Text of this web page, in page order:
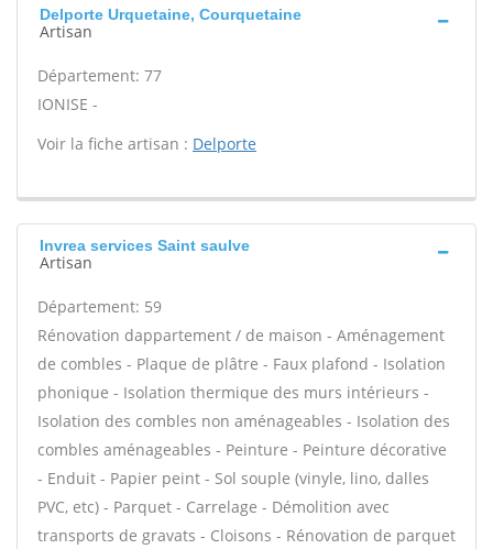
Delporte Urquetaine, Courquetaine
Artisan
Département: 77
IONISE -
Voir la fiche artisan : Delporte
Invrea services Saint saulve
Artisan
Département: 59
Rénovation dappartement / de maison - Aménagement
de combles - Plaque de plâtre - Faux plafond - Isolation
phonique - Isolation thermique des murs intérieurs -
Isolation des combles non aménageables - Isolation des
combles aménageables - Peinture - Peinture décorative
- Enduit - Papier peint - Sol souple (vinyle, lino, dalles
PVC, etc) - Parquet - Carrelage - Démolition avec
transports de gravats - Cloisons - Rénovation de parquet